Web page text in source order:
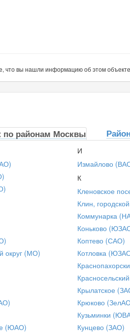
что вы нашли информацию об этом
по районам Москвы
округ (МО)
(ЮАО)
И
Измайлово
К
Кленовское
Клин,
Коммунарка
Коньково
Коптево (САО)
Котловка
Крылатское
Крюково
Кузьминки
Кунцево (ЗАО)